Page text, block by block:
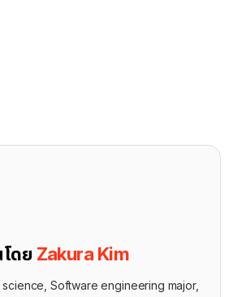
ดย Zakura Kim
Software engineering major,